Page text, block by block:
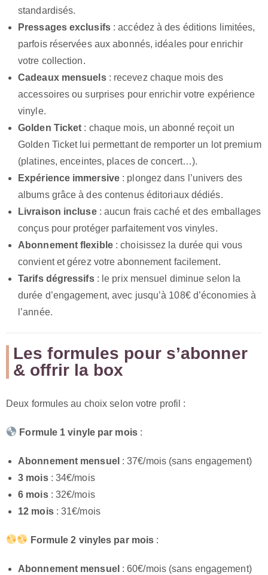
standardisés.
Pressages exclusifs: accédez à des éditions limitées,
parfois réservées aux abonnés, idéales pour enrichir
votre collection.
Cadeaux mensuels: recevez chaque mois des
accessoires ou surprises pour enrichir votre expérience
vinyle.
Golden Ticket : chaque mois, un abonné reçoit un
Golden Ticket lui permettant de remporter un lot premium
(platines, enceintes, places de concert…).
Expérience immersive : plongez dans l’univers des
albums grâce à des contenus éditoriaux dédiés.
Livraison incluse: aucun frais caché et des emballages
conçus pour protéger parfaitement vos vinyles.
Abonnement flexible: choisissez la durée qui vous
convient et gérez votre abonnement facilement.
Tarifs dégressifs: le prix mensuel diminue selon la
durée d’engagement, avec jusqu’à 108€ d’économies à
l’année.
Les formules pour s’abonner
& offrir la box
Deux formules au choix selon votre profil :
Formule 1 vinyle par mois:
Abonnement mensuel : 37€/mois (sans engagement)
3 mois: 34€/mois
6 mois: 32€/mois
12 mois: 31€/mois
Formule 2 vinyles par mois :
Abonnement mensuel : 60€/mois (sans engagement)